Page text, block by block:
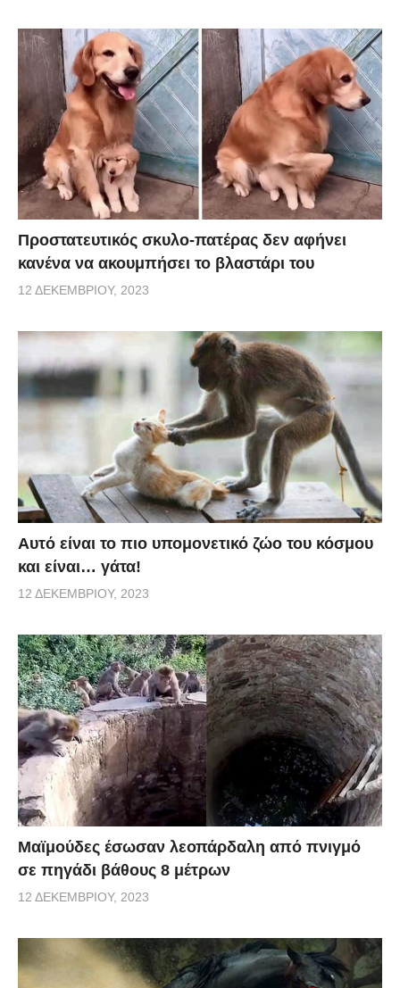
Προστατευτικός σκυλο-πατέρας δεν αφήνει
κανένα να ακουμπήσει το βλαστάρι του
12 ΔΕΚΕΜΒΡΊΟΥ, 2023
Αυτό είναι το πιο υπομονετικό ζώο του κόσμου
και είναι… γάτα!
12 ΔΕΚΕΜΒΡΊΟΥ, 2023
Μαϊμούδες έσωσαν λεοπάρδαλη από πνιγμό
σε πηγάδι βάθους 8 μέτρων
12 ΔΕΚΕΜΒΡΊΟΥ, 2023